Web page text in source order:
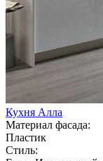
Кухня Алла
Материал фасада:
Пластик
Стиль: